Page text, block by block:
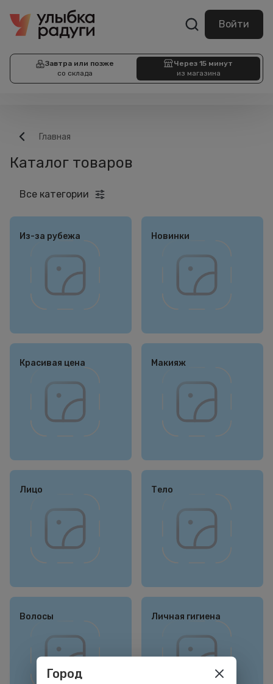
Войти
Завтра или позже
со склада
Через 15 минут
из магазина
Главная
Каталог товаров
Все категории
Из-за рубежа Новинки
Красивая цена Макияж
Лицо Тело
Волосы Личная гигиена
Город